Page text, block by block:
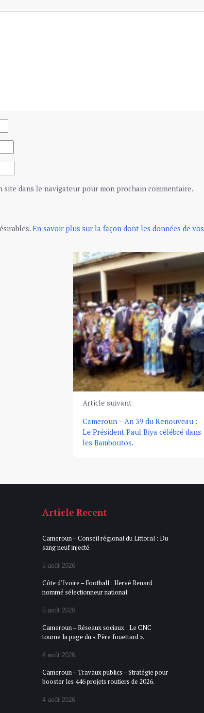
dans le navigateur pour mon prochain commentaire.
En savoir plus sur la façon dont les données de vos
Article suivant
Cameroun – An 39 du Renouveau :
Le Président Paul Biya célébré dans
les Bamboutos.
Article Recent
Cameroun – Conseil régional du Littoral : Du
sang neuf injecté.
5 août 2026
Côte d’Ivoire – Football : Hervé Renard
nommé sélectionneur national.
5 août 2026
Cameroun – Réseaux sociaux : Le CNC
tourne la page du « Père fouettard ».
4 août 2026
Cameroun – Travaux publics – Stratégie pour
booster les 446 projets routiers de 2026.
4 août 2026